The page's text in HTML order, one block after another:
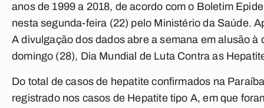
anos de 1999 a 2018, de acordo com o Boletim
nesta segunda-feira (22) pelo Ministério da Saúde.
A divulgação dos dados abre a semana em alusão
domingo (28), Dia Mundial de Luta Contra as
Do total de casos de hepatite confirmados na
registrado nos casos de Hepatite tipo A, em que